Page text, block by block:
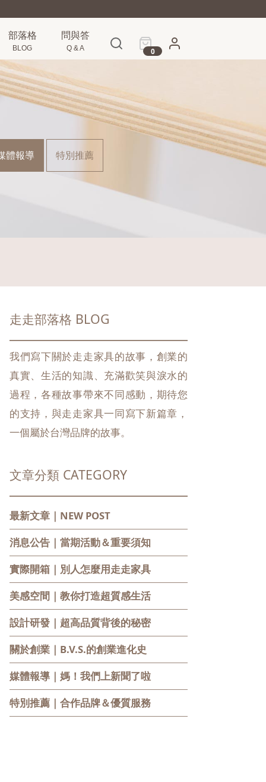
部落格
BLOG
問與答
Q & A 0
體報導 特別推薦
走走部落格 BLOG
我們寫下關於走走家具的故事，創業的
真實、生活的知識、充滿歡笑與淚水的
過程，各種故事帶來不同感動，期待您
的支持，與走走家具一同寫下新篇章，
一個屬於台灣品牌的故事。
文章分類 CATEGORY
最新文章｜NEW POST
消息公告 ｜當期活動＆重要須知
實際開箱 ｜別人怎麼用走走家具
美感空間 ｜教你打造超質感生活
設計研發 ｜超高品質背後的秘密
關於創業 ｜B.V.S.的創業進化史
媒體報導 ｜媽！我們上新聞了啦
特別推薦 ｜合作品牌＆優質服務